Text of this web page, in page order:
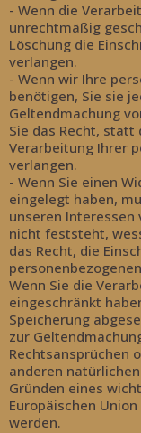
- Wenn die
unrechtmäßig
Löschung die
verlangen.
- Wenn wir Ihre
benötigen, Sie sie
Geltendmachung
Sie das Recht, statt
Verarbeitung Ihrer
verlangen.
- Wenn Sie einen
eingelegt haben,
unseren Interessen
nicht feststeht,
das Recht, die
Wenn Sie die
eingeschränkt
Speicherung
zur
Rechtsansprüchen
anderen
Gründen eines
Europäischen
werden.